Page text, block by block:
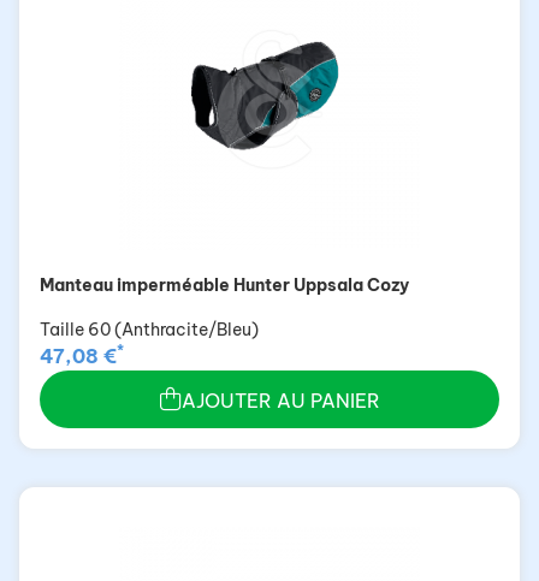
Manteau imperméable Hunter Uppsala Cozy
Taille 60 (Anthracite/Bleu)
47,08 €*
AJOUTER AU PANIER